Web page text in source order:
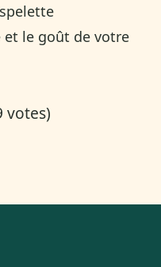
et le goût de votre
votes)